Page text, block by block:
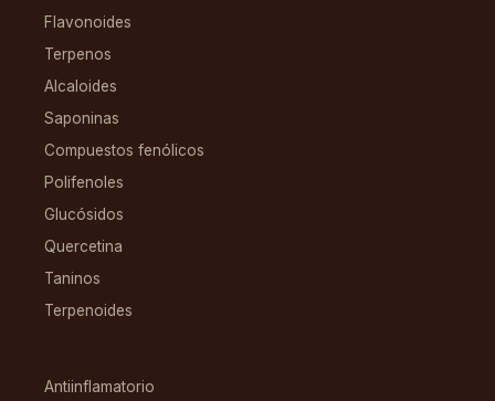
Flavonoides
Terpenos
Alcaloides
Saponinas
Compuestos fenólicos
Polifenoles
Glucósidos
Quercetina
Taninos
Terpenoides
Antiinflamatorio